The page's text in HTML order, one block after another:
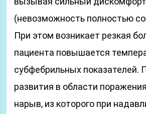
(невозможность полностью
При этом возникает резкая
пациента повышается
субфебрильных показателей.
развития в области
нарыв, из которого при